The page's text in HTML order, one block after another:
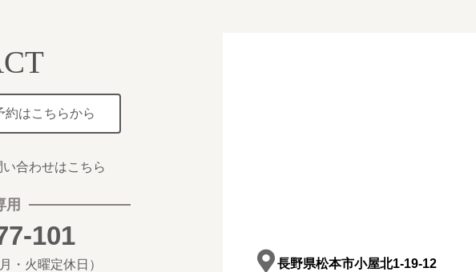
約はこちらから
合わせはこちら
用
101
月・火曜定休日） 長野県松本市小屋北1-19-12